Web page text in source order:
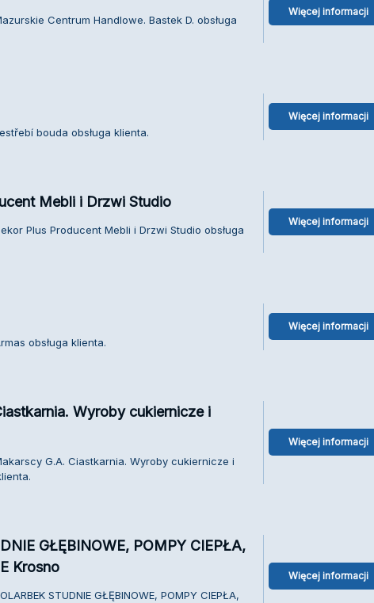
Centrum Handlowe. Bastek D. obsługa
Więcej informacji
bouda obsługa klienta.
Więcej informacji
Mebli i Drzwi Studio
Plus Producent Mebli i Drzwi Studio obsługa
Więcej informacji
obsługa klienta.
Więcej informacji
Wyroby cukiernicze i
G.A. Ciastkarnia. Wyroby cukiernicze i
Więcej informacji
GŁĘBINOWE, POMPY CIEPŁA,
Krosno
STUDNIE GŁĘBINOWE, POMPY CIEPŁA,
Więcej informacji